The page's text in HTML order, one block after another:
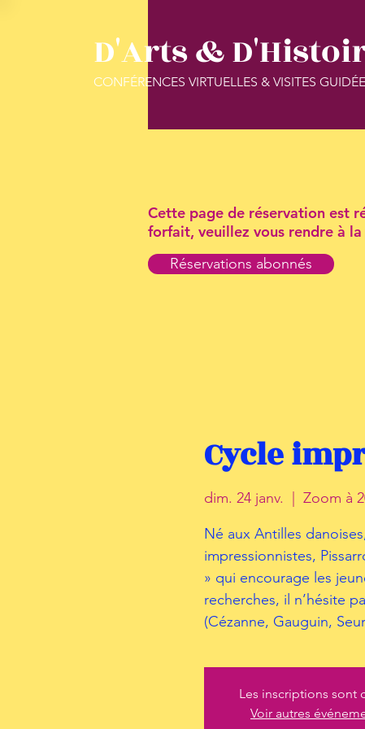
D'Arts &
CONFÉRENCES VIRTUELLES & VISITES
Cette page de réservation est
forfait, veuillez vous rendre à
Réservations abonnés
Cycle
dim. 24 janv.
Zoom à
Né aux Antilles
impressionnistes,
» qui encourage les
recherches, il n’hésite
(Cézanne, Gauguin,
Les inscriptions sont
Voir autres